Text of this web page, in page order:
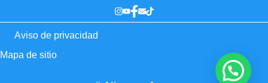
Aviso de privacidad
Mapa de sitio